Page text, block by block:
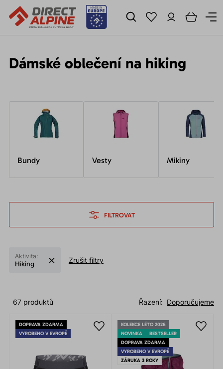
Dámské oblečení na hiking
Bundy Vesty Mikiny
FILTROVAT
Aktivita:
Hiking Zrušit filtry
Doporučujeme
Řazení:
67 produktů
DOPRAVA ZDARMA
VYROBENO V EVROPĚ
KOLEKCE LÉTO 2026
NOVINKA
BESTSELLER
DOPRAVA ZDARMA
VYROBENO V EVROPĚ
ZÁRUKA 3 ROKY